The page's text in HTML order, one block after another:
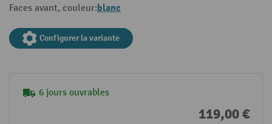
Faces avant, couleur:blanc
Configurer la variante
6 jours ouvrables
119,00 €